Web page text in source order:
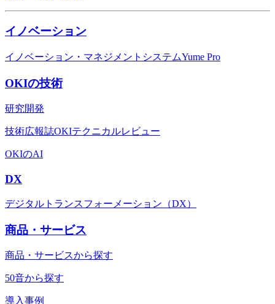
イノベーション
イノベーション・マネジメントシステムYume Pro
OKIの技術
研究開発
技術広報誌OKIテクニカルレビュー
OKIのAI
DX
デジタルトランスフォーメーション（DX）
商品・サービス
商品・サービスから探す
50音から探す
導入事例